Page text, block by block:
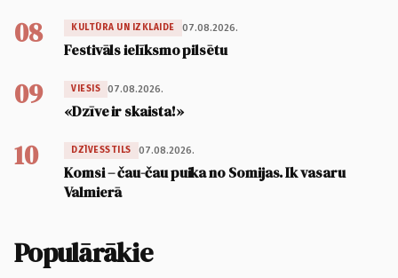
08 KULTŪRA UN IZKLAIDE 07.08.2026.
Festivāls ielīksmo pilsētu
09 VIESIS 07.08.2026.
«Dzīve ir skaista!»
10 DZĪVESSTILS 07.08.2026.
Komsi – čau-čau puika no Somijas. Ik vasaru
Valmierā
Populārākie